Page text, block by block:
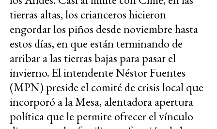
tierras altas, los crianceros hicieron
engordar los piños desde noviembre hasta
estos días, en que están terminando de
arribar a las tierras bajas para pasar el
invierno. El intendente Néstor Fuentes
(MPN) preside el comité de crisis local que
incorporó a la Mesa, alentadora apertura
política que le permite ofrecer el vínculo